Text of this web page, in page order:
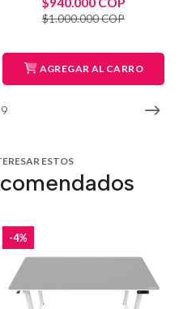
9
$1.000.000 COP
AGREGAR AL CARRO
ESTOS
-4%